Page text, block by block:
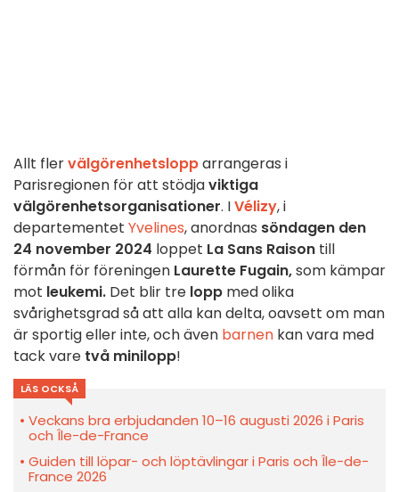
Allt flervälgörenhetslopparrangeras i
Parisregionen för att stödjaviktiga
välgörenhetsorganisationer. IVélizy, i
departementet Yvelines, anordnas söndagen den
24 november 2024 loppet La Sans Raison till
förmån för föreningen Laurette Fugain,som kämpar
mot leukemi. Det blir tre lopp med olika
svårighetsgrad så att alla kan delta, oavsett om man
är sportig eller inte, och även barnen kan vara med
tack vare två minilopp!
LÄS OCKSÅ
Veckans bra erbjudanden 10–16 augusti 2026 i Paris
och Île-de-France
Guiden till löpar- och löptävlingar i Paris och Île-de-
France 2026